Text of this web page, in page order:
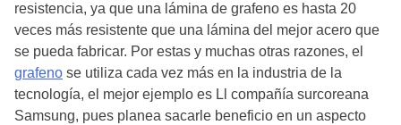
resistencia, ya que una lámina de grafeno es hasta 20
veces más resistente que una lámina del mejor acero que
se pueda fabricar. Por estas y muchas otras razones, el
grafeno se utiliza cada vez más en la industria de la
tecnología, el mejor ejemplo es Ll compañía surcoreana
Samsung, pues planea sacarle beneficio en un aspecto